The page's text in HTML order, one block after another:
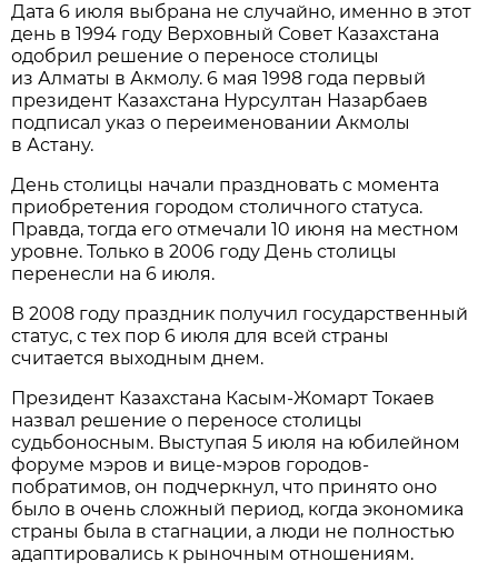
Дата 6 июля выбрана не случайно, именно в этот
день в 1994 году Верховный Совет Казахстана
одобрил решение о переносе столицы
из Алматы в Акмолу. 6 мая 1998 года первый
президент Казахстана Нурсултан Назарбаев
подписал указ о переименовании Акмолы
в Астану.
День столицы начали праздновать с момента
приобретения городом столичного статуса.
Правда, тогда его отмечали 10 июня на местном
уровне. Только в 2006 году День столицы
перенесли на 6 июля.
В 2008 году праздник получил государственный
статус, с тех пор 6 июля для всей страны
считается выходным днем.
Президент Казахстана Касым-Жомарт Токаев
назвал решение о переносе столицы
судьбоносным. Выступая 5 июля на юбилейном
форуме мэров и вице-мэров городов-
побратимов, он подчеркнул, что принято оно
было в очень сложный период, когда экономика
страны была в стагнации, а люди не полностью
адаптировались к рыночным отношениям.